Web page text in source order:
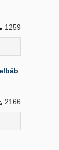
1259
2166